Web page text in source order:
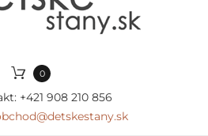
0
+421 908 210 856